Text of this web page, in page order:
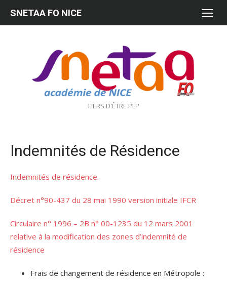
FIERS D'ÊTRE PLP
SNETAA FO NICE
Indemnités de Résidence
Indemnités de résidence.
Décret n°90-437 du 28 mai 1990 version initiale IFCR
Circulaire n° 1996 – 2B n° 00-1235 du 12 mars 2001
relative à la modification des zones d’indemnité de
résidence
Frais de changement de résidence en Métropole :